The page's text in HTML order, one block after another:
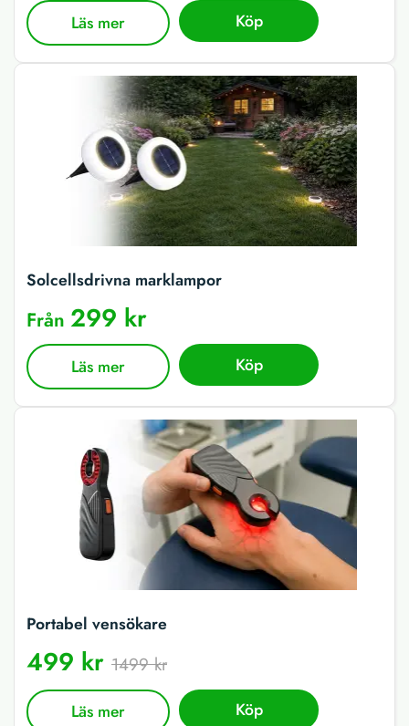
Läs mer Köp
Solcellsdrivna marklampor
Från 299 kr
Läs mer Köp
Portabel vensökare
499 kr 1499 kr
Läs mer Köp